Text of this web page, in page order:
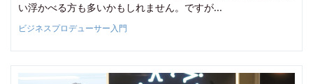
い浮かべる方も多いかもしれません。ですが…
ビジネスプロデューサー入門